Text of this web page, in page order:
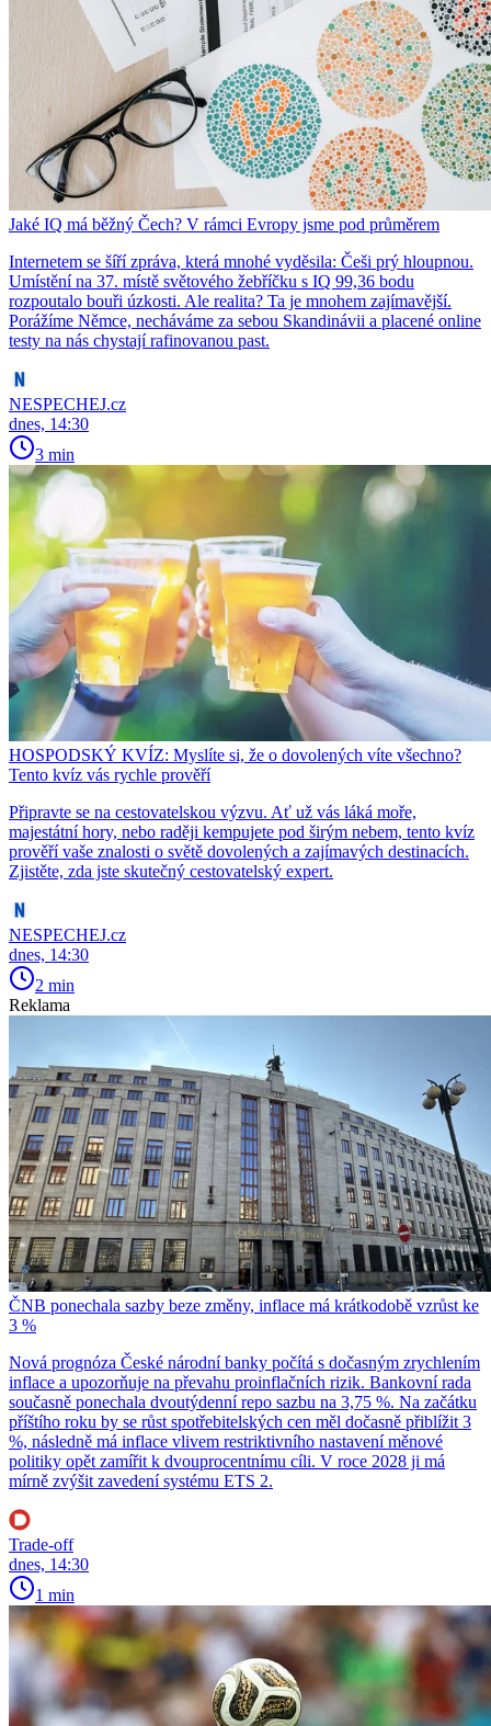
Jaké IQ má běžný Čech? V rámci Evropy jsme pod průměrem
Internetem se šíří zpráva, která mnohé vyděsila: Češi prý hloupnou.
Umístění na 37. místě světového žebříčku s IQ 99,36 bodu
rozpoutalo bouři úzkosti. Ale realita? Ta je mnohem zajímavější.
Porážíme Němce, necháváme za sebou Skandinávii a placené online
testy na nás chystají rafinovanou past.
NESPECHEJ.cz
dnes, 14:30
3 min
HOSPODSKÝ KVÍZ: Myslíte si, že o dovolených víte všechno?
Tento kvíz vás rychle prověří
Připravte se na cestovatelskou výzvu. Ať už vás láká moře,
majestátní hory, nebo raději kempujete pod širým nebem, tento kvíz
prověří vaše znalosti o světě dovolených a zajímavých destinacích.
Zjistěte, zda jste skutečný cestovatelský expert.
NESPECHEJ.cz
dnes, 14:30
2 min
Reklama
ČNB ponechala sazby beze změny, inflace má krátkodobě vzrůst ke
3 %
Nová prognóza České národní banky počítá s dočasným zrychlením
inflace a upozorňuje na převahu proinflačních rizik. Bankovní rada
současně ponechala dvoutýdenní repo sazbu na 3,75 %. Na začátku
příštího roku by se růst spotřebitelských cen měl dočasně přiblížit 3
%, následně má inflace vlivem restriktivního nastavení měnové
politiky opět zamířit k dvouprocentnímu cíli. V roce 2028 ji má
mírně zvýšit zavedení systému ETS 2.
Trade-off
dnes, 14:30
1 min